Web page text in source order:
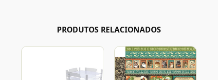
PRODUTOS RELACIONADOS